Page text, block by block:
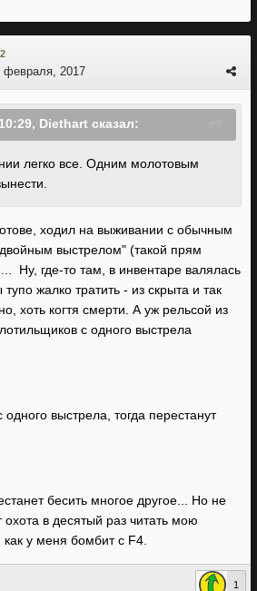
февраля, 2017
Diethart сказал:
легко все. Одним молотовым
ходил на выживании с обычным
выстрелом" (такой прям
Ну, где-то там, в инвентаре валялась
жалко тратить - из скрыта и так
хоть когтя смерти. А уж рельсой из
с одного выстрела
выстрела, тогда перестанут
бесить многое другое... Но не
охота в десятый раз читать мою
у меня бомбит с F4.
1